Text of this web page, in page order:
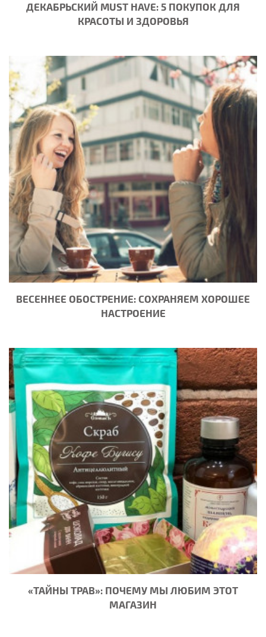
ДЕКАБРЬСКИЙ MUST HAVE: 5 ПОКУПОК ДЛЯ
КРАСОТЫ И ЗДОРОВЬЯ
ВЕСЕННЕЕ ОБОСТРЕНИЕ: СОХРАНЯЕМ ХОРОШЕЕ
НАСТРОЕНИЕ
«ТАЙНЫ ТРАВ»: ПОЧЕМУ МЫ ЛЮБИМ ЭТОТ
МАГАЗИН